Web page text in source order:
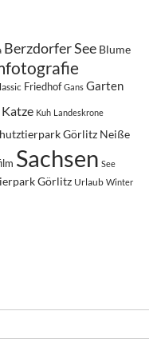
Berzdorfer See Blume
Friedhof Gans Garten
Katze Kuh Landeskrone
Görlitz Neiße
Sachsen See
Görlitz Urlaub Winter